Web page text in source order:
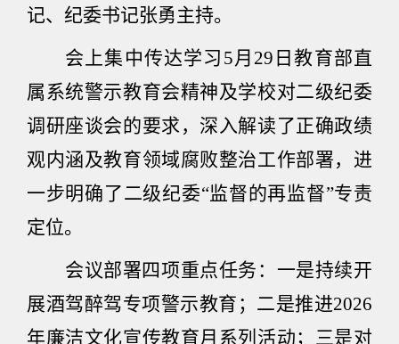
记、纪委书记张勇主持。
会上集中传达学习 5月 29 日教育部直
属系统警示教育会精神及学校对二级纪委
调研座谈会的要求，深入解读了正确政绩
观内涵及教育领域腐败整治工作部署，进
一步明确了二级纪委“监督的再监督”专责
定位。
会议部署四项重点任务：一是持续开
展酒驾醉驾专项警示教育；二是推进2026
年廉洁文化宣传教育月系列活动；三是对